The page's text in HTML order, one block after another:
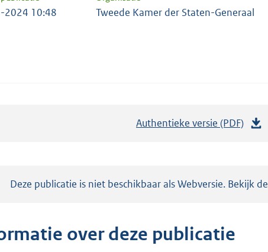
2024 10:48 Tweede Kamer der Staten-Generaal
Authentieke versie (PDF)
a
Notificatie:
Deze publicatie is niet beschikbaar als Webversie. Bekijk de
over deze publicatie